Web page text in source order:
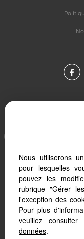
Afin de vous
votre PC, votre
Nous utiliserons
pour lesquelles
pouvez les
rubrique "Gérer
l'exception des
Pour plus
veuillez consulter
données.